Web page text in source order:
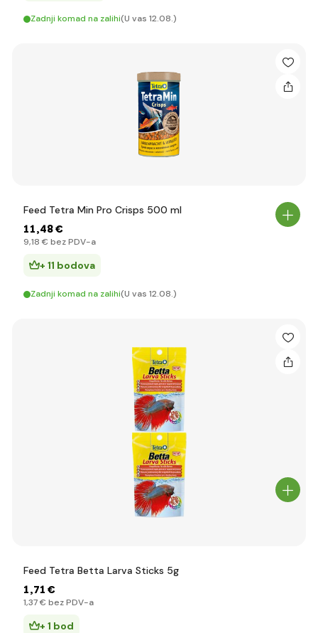
Zadnji komad na zalihi(U vas 12.08.)
Feed Tetra Min Pro Crisps 500 ml
11,48 €
9,18 € bez PDV-a
+ 11 bodova
Zadnji komad na zalihi(U vas 12.08.)
Feed Tetra Betta Larva Sticks 5g
1,71 €
1,37 € bez PDV-a
+ 1 bod